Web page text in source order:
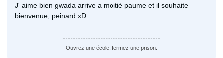
J' aime bien gwada arrive a moitié paume et il souhaite
bienvenue, peinard xD
Ouvrez une école, fermez une prison.